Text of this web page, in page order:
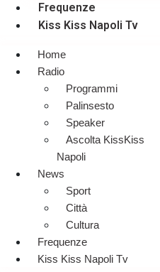
Frequenze
Kiss Kiss Napoli Tv
Home
Radio
Programmi
Palinsesto
Speaker
Ascolta KissKiss
Napoli
News
Sport
Città
Cultura
Frequenze
Kiss Kiss Napoli Tv